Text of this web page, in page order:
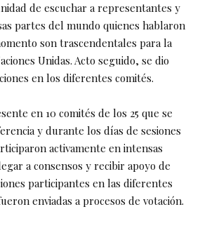
de escuchar a representantes y
partes del mundo quienes hablaron
son trascendentales para la
Unidas. Acto seguido, se dio
en los diferentes comités.
en 10 comités de los 25 que se
y durante los días de sesiones
activamente en intensas
a consensos y recibir apoyo de
participantes en las diferentes
enviadas a procesos de votación.